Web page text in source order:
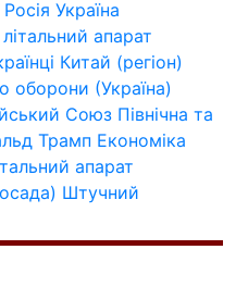
Росія Україна
апарат
Китай (регіон)
оборони (Україна)
Союз Північна та
Трамп Економіка
апарат
Штучний